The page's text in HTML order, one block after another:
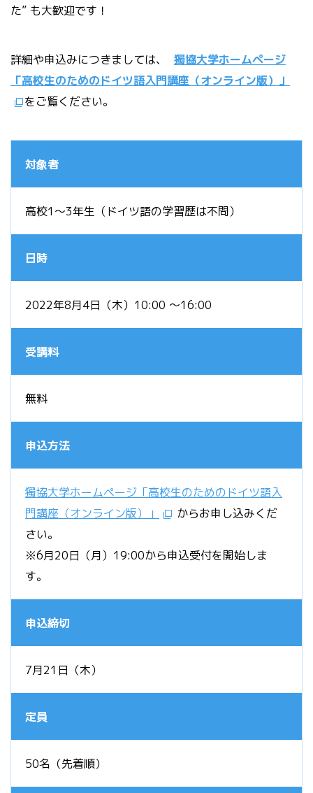
た” も大歓迎です！
詳細や申込みにつきましては、
獨協大学ホームページ
「高校生のためのドイツ語入門講座（オンライン版）」
をご覧ください。
対象者
高校1～3年生（ドイツ語の学習歴は不問）
日時
2022年8月4日（木）10:00 ～16:00
受講料
無料
申込方法
獨協大学ホームページ「高校生のためのドイツ語入
門講座（オンライン版）」
からお申し込みくだ
さい。
※6月20日（月）19:00から申込受付を開始しま
す。
申込締切
7月21日（木）
定員
50名（先着順）